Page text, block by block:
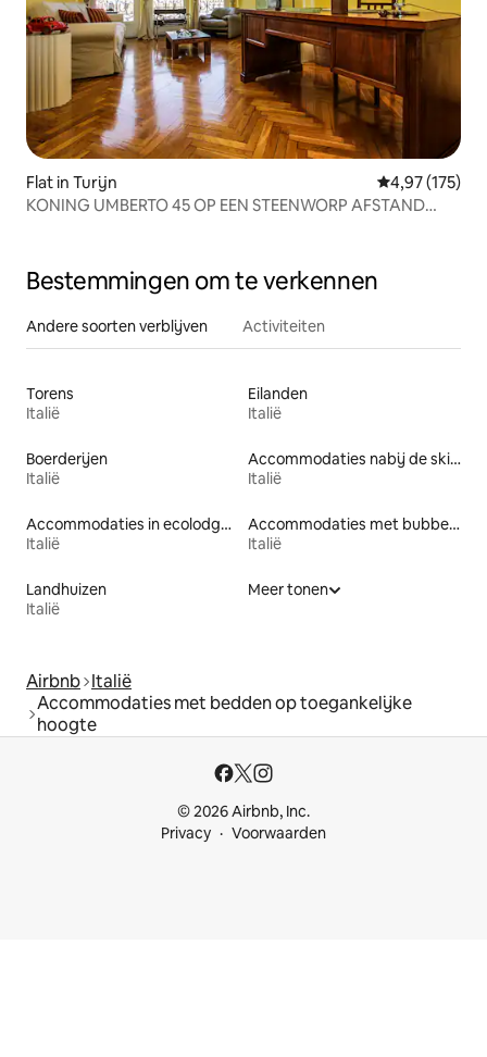
Flat in Turijn Gemiddelde
4,97 (175)
KONING UMBERTO 45 OP EEN STEENWORP AFSTAND
Bestemmingen om te verkennen
Andere soorten verblijven Activiteiten
Torens
Italië
Eilanden
Italië
Boerderijen
Italië
Accommodaties nabij de skipiste
Italië
Accommodaties in ecolodges
Italië
Accommodaties met bubbelbad
Italië
Landhuizen
Italië
Meer tonen
Airbnb Italië
Accommodaties met bedden op toegankelijke
hoogte
© 2026 Airbnb, Inc.
Privacy
Voorwaarden